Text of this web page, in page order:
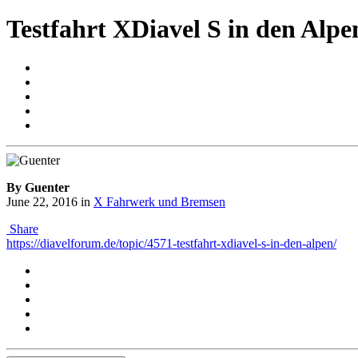
Testfahrt XDiavel S in den
By Guenter
June 22, 2016 in X Fahrwerk und Bremsen
Share
https://diavelforum.de/topic/4571-testfahrt-xdiavel-s-in-den-alpen/